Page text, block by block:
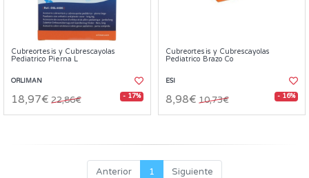
Cubreortesis y Cubrescayolas
Pediatrico Pierna L
ORLIMAN
18,97€ 22,86€ - 17%
Cubreortesis y Cubrescayolas
Pediatrico Brazo Co
ESI
8,98€ 10,73€ - 16%
Anterior 1 Siguiente